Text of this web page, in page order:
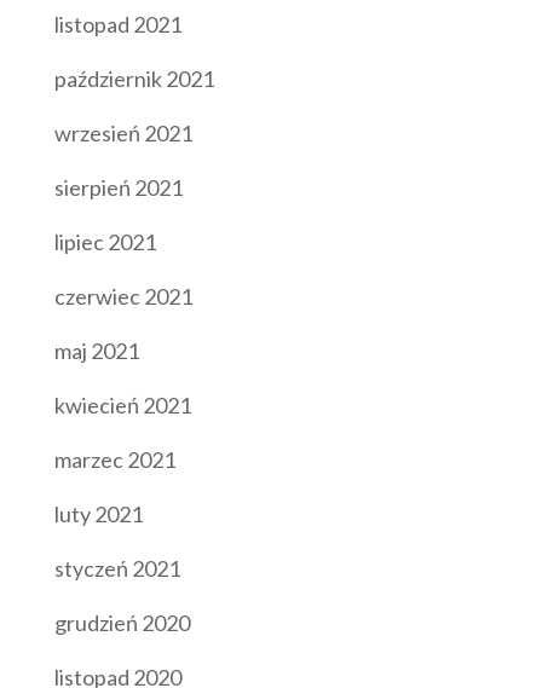
listopad 2021
październik 2021
wrzesień 2021
sierpień 2021
lipiec 2021
czerwiec 2021
maj 2021
kwiecień 2021
marzec 2021
luty 2021
styczeń 2021
grudzień 2020
listopad 2020